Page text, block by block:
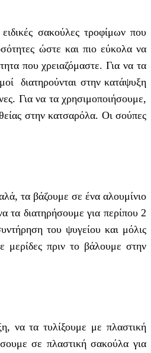
σακούλες τροφίμων που
ώστε και πιο εύκολα να
που χρειαζόμαστε. Για να τα
διατηρούνται στην κατάψυξη
Για να τα χρησιμοποιήσουμε,
στην κατσαρόλα. Οι σούπες
τα βάζουμε σε ένα αλουμίνιο
διατηρήσουμε για περίπου 2
του ψυγείου και μόλις
μερίδες πριν το βάλουμε στην
να τα τυλίξουμε με πλαστική
σε πλαστική σακούλα για